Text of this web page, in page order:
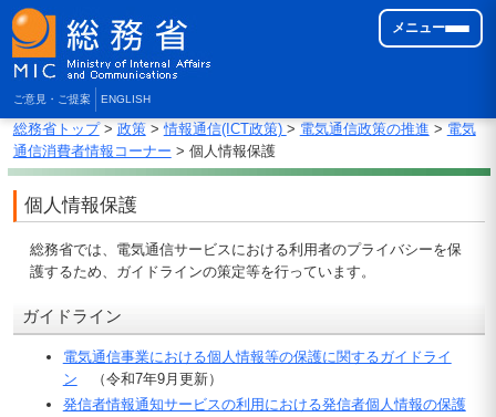
ご意見・ご提案 ENGLISH
メニュー
総務省トップ> 政策>情報通信(ICT政策) > 電気通信政策の推進 > 電気
通信消費者情報コーナー > 個人情報保護
個人情報保護
総務省では、電気通信サービスにおける利用者のプライバシーを保
護するため、ガイドラインの策定等を行っています。
ガイドライン
電気通信事業における個人情報等の保護に関するガイドライ
ン （令和7年9月更新）
発信者情報通知サービスの利用における発信者個人情報の保護